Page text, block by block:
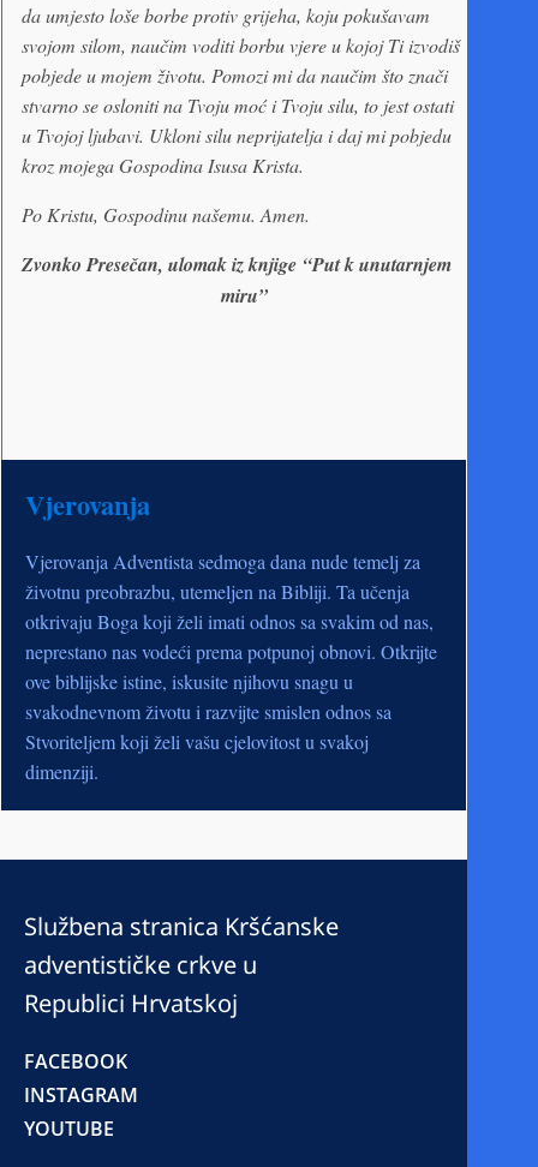
da umjesto loše borbe protiv grijeha, koju pokušavam
svojom silom, naučim voditi borbu vjere u kojoj Ti izvodiš
pobjede u mojem životu. Pomozi mi da naučim što znači
stvarno se osloniti na Tvoju moć i Tvoju silu, to jest ostati
u Tvojoj ljubavi. Ukloni silu neprijatelja i daj mi pobjedu
kroz mojega Gospodina Isusa Krista.
Po Kristu, Gospodinu našemu. Amen.
Zvonko Presečan, ulomak iz knjige “Put k unutarnjem
miru”
Vjerovanja
Vjerovanja Adventista sedmoga dana nude temelj za
životnu preobrazbu, utemeljen na Bibliji. Ta učenja
otkrivaju Boga koji želi imati odnos sa svakim od nas,
neprestano nas vodeći prema potpunoj obnovi. Otkrijte
ove biblijske istine, iskusite njihovu snagu u
svakodnevnom životu i razvijte smislen odnos sa
Stvoriteljem koji želi vašu cjelovitost u svakoj
dimenziji.
Službena stranica Kršćanske
adventističke crkve u
Republici Hrvatskoj
FACEBOOK
INSTAGRAM
YOUTUBE